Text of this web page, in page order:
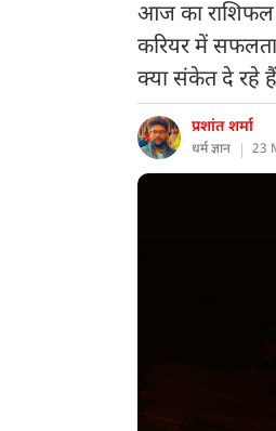
आज का
करियर में
क्या संकेत दे रहे
प्रशांत शर्मा
धर्म ज्ञान 23